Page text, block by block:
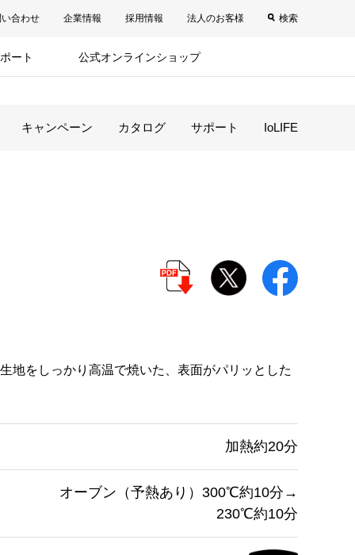
合わせ 企業情報 採用情報 法人のお客様 検索
ート 公式オンラインショップ
キャンペーン カタログ サポート IoLIFE
地をしっかり高温で焼いた、表面がパリッとした
加熱約20分
オーブン（予熱あり）300℃約10分→
230℃約10分